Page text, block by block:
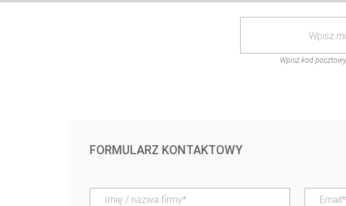
Wpisz kod
FORMULARZ KONTAKTOWY